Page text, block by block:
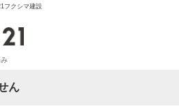
フクシマ建設
ん